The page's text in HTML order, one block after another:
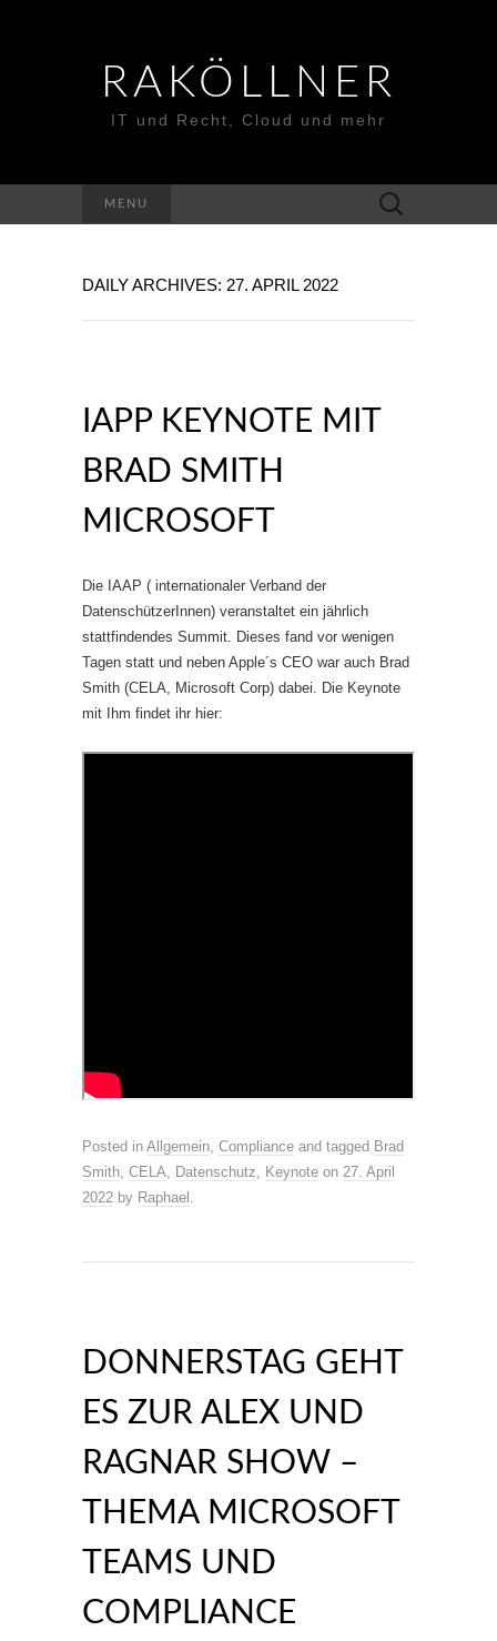
RAKÖLLNER
IT und Recht, Cloud und mehr
MENU
Suchen
nach:
DAILY ARCHIVES: 27. APRIL 2022
IAPP KEYNOTE MIT
BRAD SMITH
MICROSOFT
Die IAAP ( internationaler Verband der
DatenschützerInnen) veranstaltet ein jährlich
stattfindendes Summit. Dieses fand vor wenigen
Tagen statt und neben Apple´s CEO war auch Brad
Smith (CELA, Microsoft Corp) dabei. Die Keynote
mit Ihm findet ihr hier:
Posted in Allgemein, Compliance and tagged Brad
Smith, CELA, Datenschutz, Keynote on 27. April
2022 by Raphael .
DONNERSTAG GEHT
ES ZUR ALEX UND
RAGNAR SHOW –
THEMA MICROSOFT
TEAMS UND
COMPLIANCE